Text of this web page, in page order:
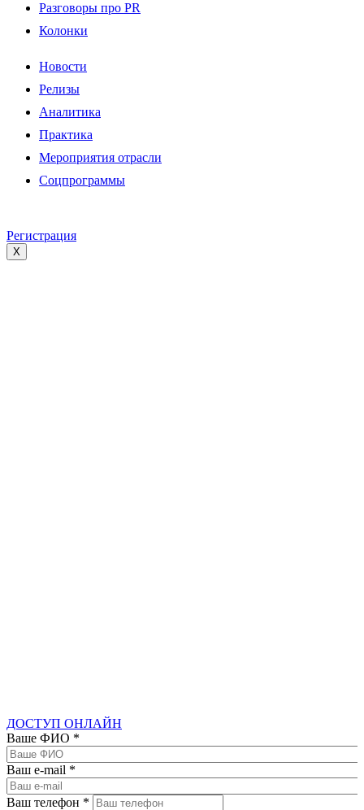
Разговоры про PR
Колонки
Новости
Релизы
Аналитика
Практика
Мероприятия отрасли
Соцпрограммы
Регистрация
X
ДОСТУП ОНЛАЙН
Ваше ФИО *
Ваш e-mail *
Ваш телефон *